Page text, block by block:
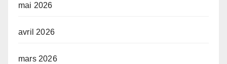
mai 2026
avril 2026
mars 2026